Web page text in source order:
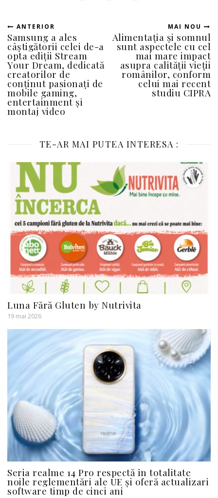
ANTERIOR
Samsung a ales
câștigătorii celei de-a
opta ediții Stream
Your Dream, dedicată
creatorilor de
conținut pasionați de
mobile gaming,
entertainment și
montaj video
MAI NOU
Alimentația și somnul
sunt aspectele cu cel
mai mare impact
asupra calității vieții
românilor, conform
celui mai recent
studiu CIPRA
TE-AR MAI PUTEA INTERESA :
Luna Fără Gluten by Nutrivita
19 mai 2026
Seria realme 14 Pro respectă în totalitate
noile reglementări ale UE și oferă actualizari
software timp de cinci ani